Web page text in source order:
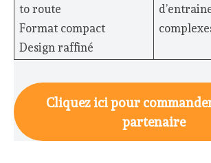
to route
Format compact
Design raffiné
Cliquez ici pour
partenaire